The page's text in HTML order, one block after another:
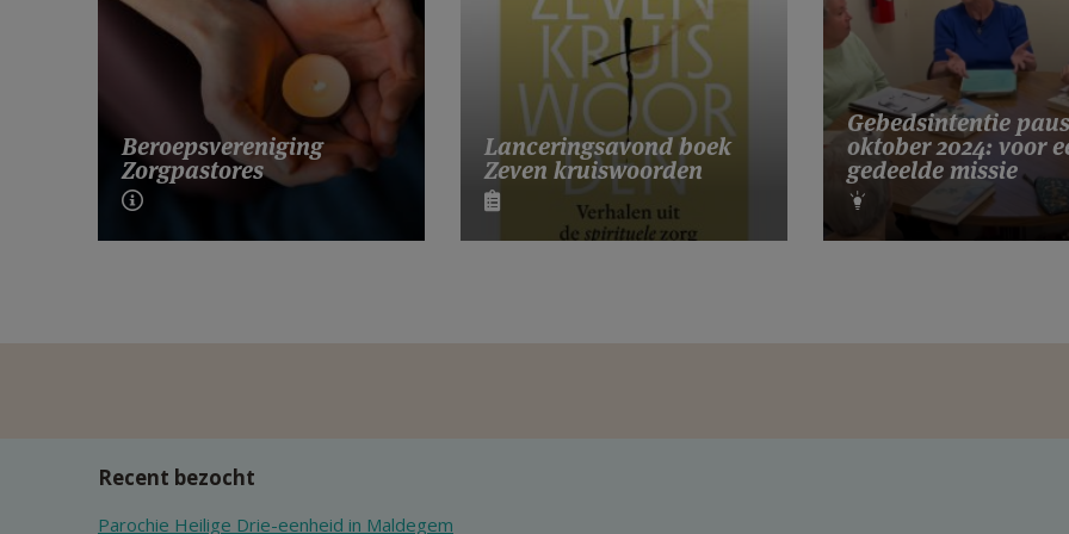
Beroepsvereniging
Zorgpastores
Lanceringsavond boek
Zeven kruiswoorden
Gebedsintentie paus
oktober 2024: voor
gedeelde missie
Recent bezocht
Parochie Heilige Drie-eenheid in Maldegem